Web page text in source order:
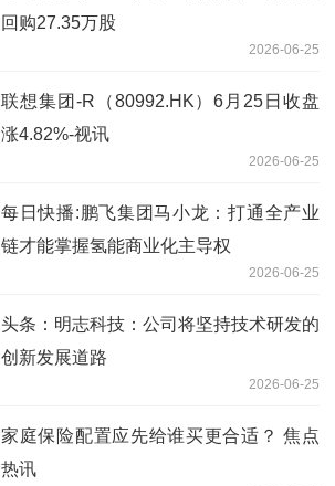
回购27.35万股
2026-06-25
联想集团-R（80992.HK）6月25日收盘
涨4.82%-视讯
2026-06-25
每日快播:鹏飞集团马小龙：打通全产业
链才能掌握氢能商业化主导权
2026-06-25
头条：明志科技：公司将坚持技术研发的
创新发展道路
2026-06-25
家庭保险配置应先给谁买更合适？ 焦点
热讯